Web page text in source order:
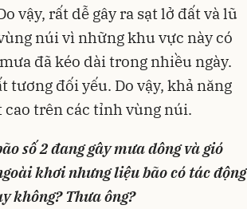
vậy, rất dễ gây ra sạt lở đất và lũ
núi vì những khu vực này có
đã kéo dài trong nhiều ngày.
tương đối yếu. Do vậy, khả năng
trên các tỉnh vùng núi.
số 2 đang gây mưa dông và gió
khơi nhưng liệu bão có tác động
không? Thưa ông?